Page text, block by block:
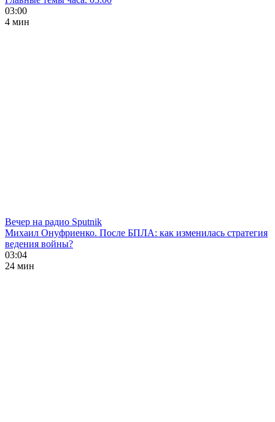
03:00
4 мин
Вечер на радио Sputnik
Михаил Онуфриенко. После БПЛА: как изменилась стратегия
ведения войны?
03:04
24 мин